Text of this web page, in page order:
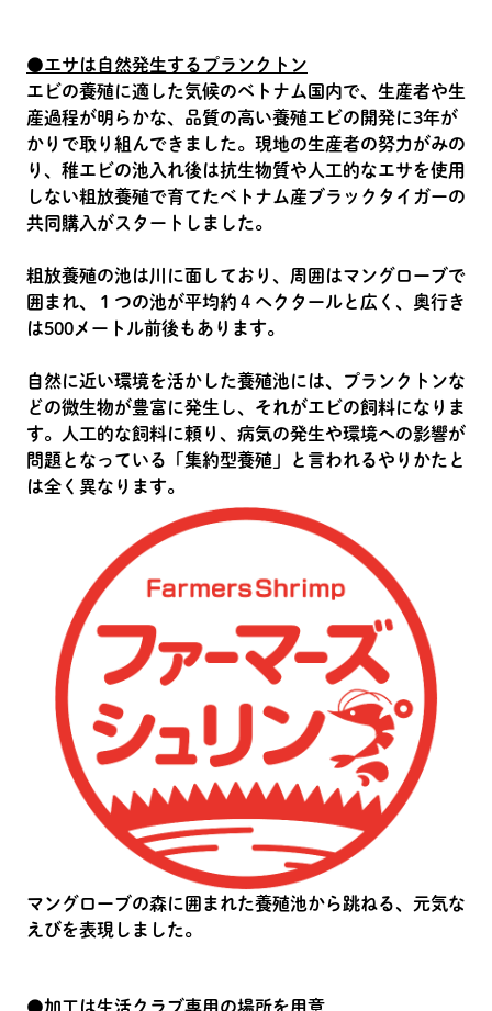
●エサは自然発生するプランクトン
エビの養殖に適した気候のベトナム国内で、生産者や生
産過程が明らかな、品質の高い養殖エビの開発に3年が
かりで取り組んできました。現地の生産者の努力がみの
り、稚エビの池入れ後は抗生物質や人工的なエサを使用
しない粗放養殖で育てたベトナム産ブラックタイガーの
共同購入がスタートしました。
粗放養殖の池は川に面しており、周囲はマングローブで
囲まれ、１つの池が平均約４ヘクタールと広く、奥行き
は500メートル前後もあります。
自然に近い環境を活かした養殖池には、プランクトンな
どの微生物が豊富に発生し、それがエビの飼料になりま
す。人工的な飼料に頼り、病気の発生や環境への影響が
問題となっている「集約型養殖」と言われるやりかたと
は全く異なります。
マングローブの森に囲まれた養殖池から跳ねる、元気な
えびを表現しました。
●加工は生活クラブ専用の場所を用意